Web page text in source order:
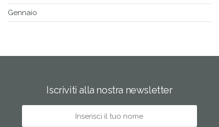
Gennaio
Iscriviti alla nostra newsletter